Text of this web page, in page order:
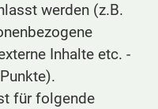
werden (z.B.
Inhalte etc. -
für folgende